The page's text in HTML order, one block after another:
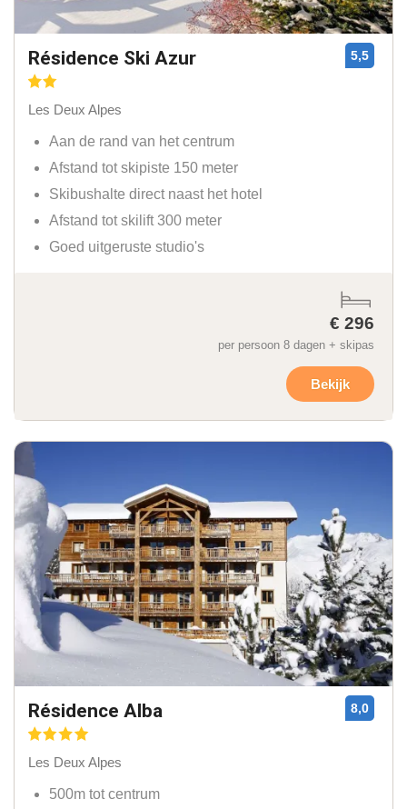
Résidence Ski Azur
Les Deux Alpes
Aan de rand van het centrum
Afstand tot skipiste 150 meter
Skibushalte direct naast het hotel
Afstand tot skilift 300 meter
Goed uitgeruste studio's
5,5
€ 296
per persoon 8 dagen + skipas
Bekijk
Résidence Alba
Les Deux Alpes
500m tot centrum
8,0